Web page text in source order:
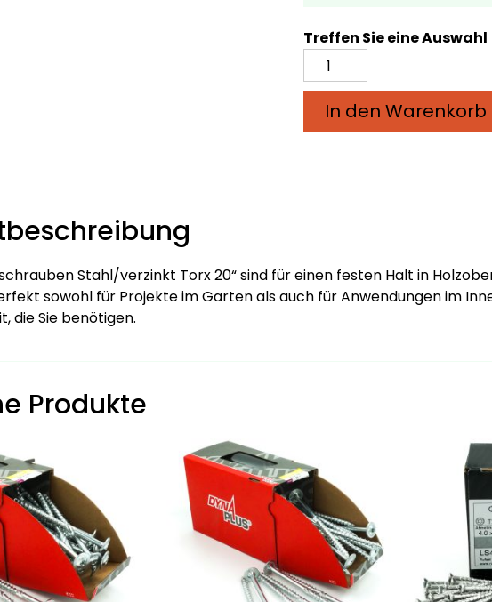
Treffen Sie eine Auswahl
Spanplattenschrauben
Stahl/verzinkt
TorxIn den Warenkorb
Stahl/verzinkt Torx 20“ sind für einen festen Halt in
sowohl für Projekte im Garten als auch für Anwendungen im
die Sie benötigen.
Produkte